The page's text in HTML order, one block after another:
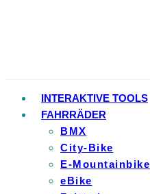
INTERAKTIVE TOOLS
FAHRRÄDER
BMX
City-Bike
E-Mountainbike
eBike